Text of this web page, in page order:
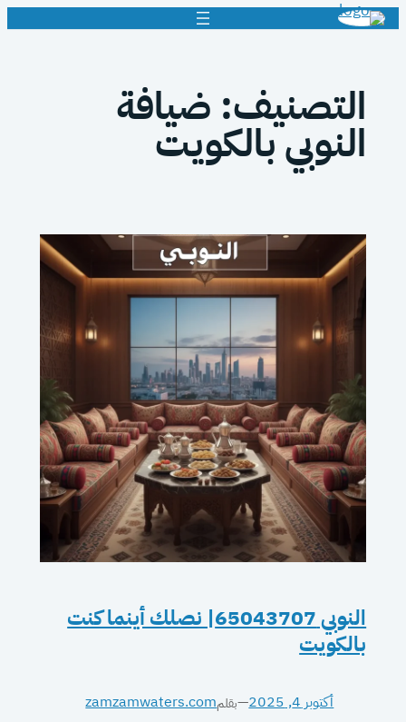
تخطى
التصنيف: ضيافة
النوبي بالكويت
النوبي 65043707| نصلك أينما كنت
بالكويت
أكتوبر 4, 2025 —بقلمzamzamwaters.com